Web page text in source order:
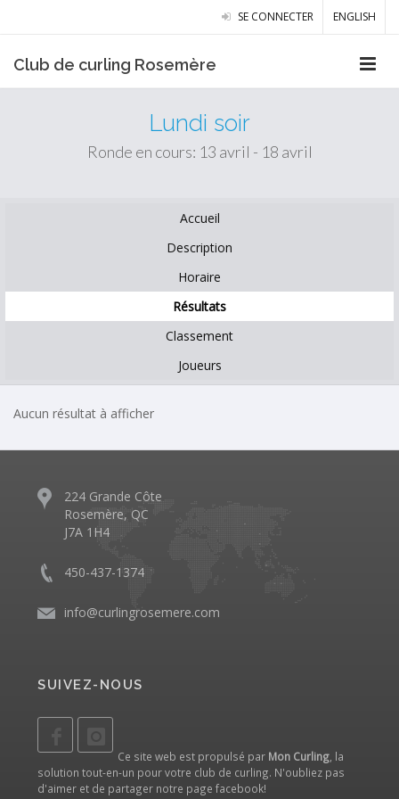
SE CONNECTER ENGLISH
Club de curling Rosemère
Lundi soir
Ronde en cours: 13 avril - 18 avril
Accueil
Description
Horaire
Résultats
Classement
Joueurs
Aucun résultat à afficher
224 Grande Côte
Rosemère, QC
J7A 1H4
450-437-1374
info@curlingrosemere.com
SUIVEZ-NOUS
Ce site web est propulsé par Mon Curling, la
solution tout-en-un pour votre club de curling. N'oubliez pas
d'aimer et de partager notre page facebook!